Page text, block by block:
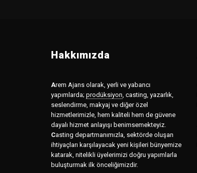
Hakkımızda
Arem Ajans olarak, yerli ve yabancı
yapımlarda; prodüksiyon casting, yazarlık,
seslendirme, makyaj ve diğer özel
hizmetlerimizle, hem kaliteli hem de güvene
dayalı hizmet anlayışı benimsemekteyiz.
Casting departmanımızla, sektörde oluşan
ihtiyaçları karşılayacak yeni kişileri bünyemize
katarak, nitelikli üyelerimizi doğru yapımlarla
buluşturmak ilk önceliğimizdir.